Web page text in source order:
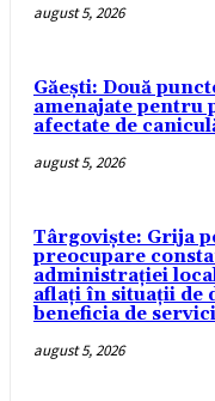
august 5, 2026
Găești: Două
amenajate pentru
afectate de
august 5, 2026
Târgoviște: Grija
preocupare
administrației
aflați în situații de
beneficia de
august 5, 2026